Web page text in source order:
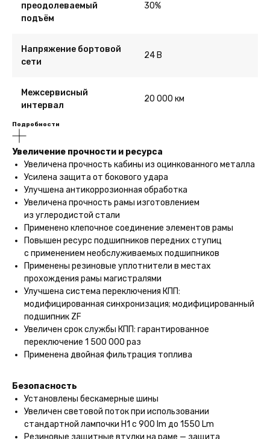
преодолеваемый
подъём
30%
Напряжение бортовой
сети
24 В
Межсервисный
интервал
20 000 км
Подробности
Увеличение прочности и ресурса
Увеличена прочность кабины из оцинкованного металла
Усилена защита от бокового удара
Улучшена антикоррозионная обработка
Увеличена прочность рамы изготовлением
из углеродистой стали
Применено клепочное соединение элементов рамы
Повышен ресурс подшипников передних ступиц
с применением необслуживаемых подшипников
Применены резиновые уплотнители в местах
прохождения рамы магистралями
Улучшена система переключения КПП:
модифицированная синхронизация; модифицированный
подшипник ZF
Увеличен срок службы КПП: гарантированное
переключение 1 500 000 раз
Применена двойная фильтрация топлива
Безопасность
Установлены бескамерные шины
Увеличен световой поток при использовании
стандартной лампочки H1 с 900 lm до 1550 Lm
Резиновые защитные втулки на раме — защита